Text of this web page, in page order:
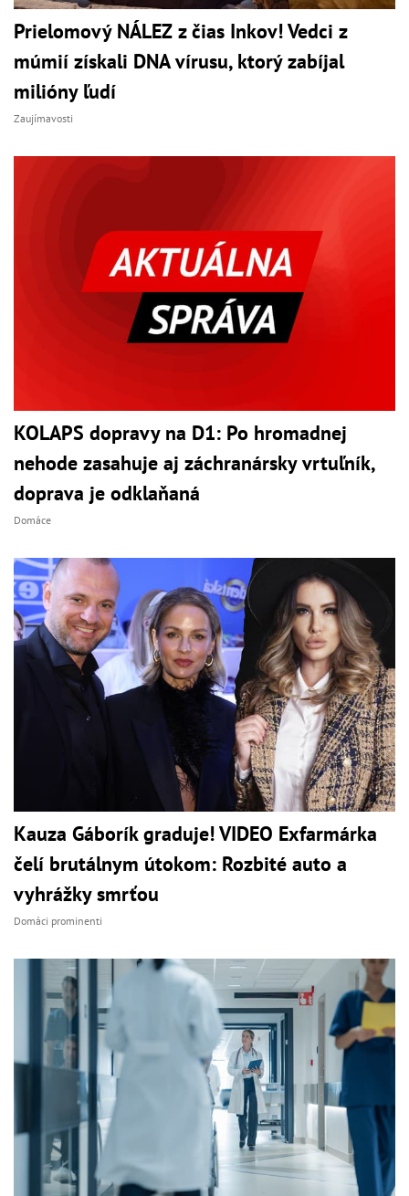
Prielomový NÁLEZ z čias Inkov! Vedci z
múmií získali DNA vírusu, ktorý zabíjal
milióny ľudí
Zaujímavosti
KOLAPS dopravy na D1: Po hromadnej
nehode zasahuje aj záchranársky vrtuľník,
doprava je odklaňaná
Domáce
Kauza Gáborík graduje! VIDEO Exfarmárka
čelí brutálnym útokom: Rozbité auto a
vyhrážky smrťou
Domáci prominenti